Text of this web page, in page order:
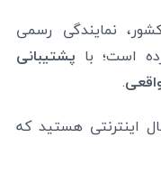
نمایندگی رسمی
است؛ با پشتیبانی
.
اینترنتی هستید که